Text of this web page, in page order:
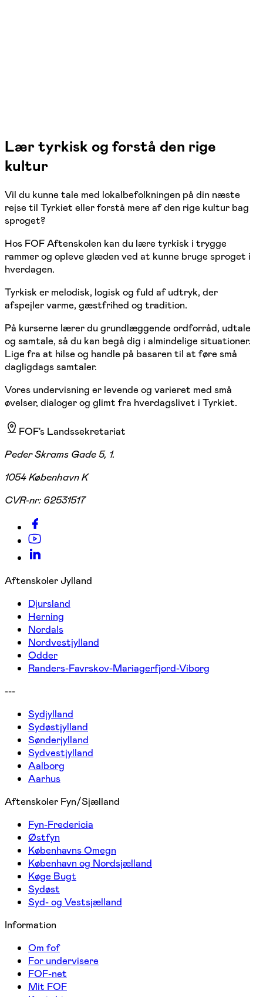
Lær tyrkisk og forstå den rige
kultur
Vil du kunne tale med lokalbefolkningen på din næste
rejse til Tyrkiet eller forstå mere af den rige kultur bag
sproget?
Hos FOF Aftenskolen kan du lære tyrkisk i trygge
rammer og opleve glæden ved at kunne bruge sproget i
hverdagen.
Tyrkisk er melodisk, logisk og fuld af udtryk, der
afspejler varme, gæstfrihed og tradition.
På kurserne lærer du grundlæggende ordforråd, udtale
og samtale, så du kan begå dig i almindelige situationer.
Lige fra at hilse og handle på basaren til at føre små
dagligdags samtaler.
Vores undervisning er levende og varieret med små
øvelser, dialoger og glimt fra hverdagslivet i Tyrkiet.
FOF's Landssekretariat
Peder Skrams Gade 5, 1.
1054 København K
CVR-nr: 62531517
Aftenskoler Jylland
Djursland
Herning
Nordals
Nordvestjylland
Odder
Randers-Favrskov-Mariagerfjord-Viborg
---
Sydjylland
Sydøstjylland
Sønderjylland
Sydvestjylland
Aalborg
Aarhus
Aftenskoler Fyn/Sjælland
Fyn-Fredericia
Østfyn
Københavns Omegn
København og Nordsjælland
Køge Bugt
Sydøst
Syd- og Vestsjælland
Information
Om fof
For undervisere
FOF-net
Mit FOF